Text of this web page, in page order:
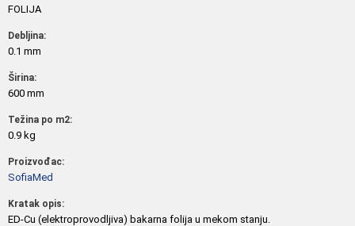
FOLIJA
Debljina:
0.1 mm
Širina:
600 mm
Težina po m2:
0.9 kg
Proizvođac:
SofiaMed
Kratak opis:
ED-Cu (elektroprovodljiva) bakarna folija u mekom stanju.